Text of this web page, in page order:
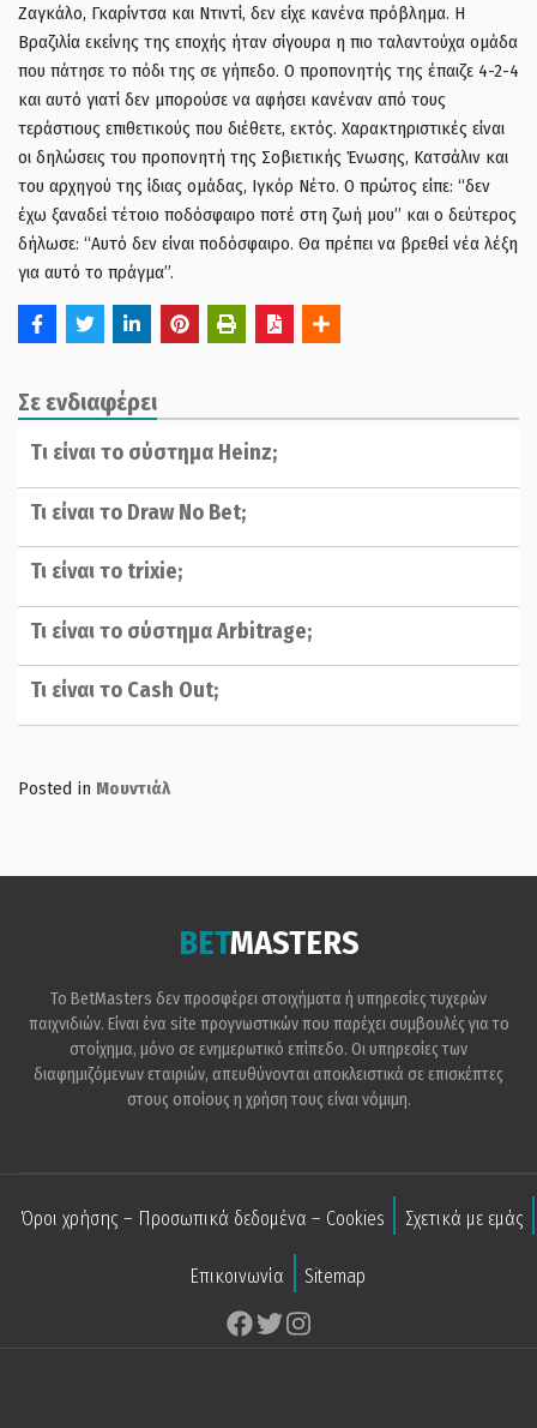
Ζαγκάλο, Γκαρίντσα και Ντιντί, δεν είχε κανένα πρόβλημα. Η
Βραζιλία εκείνης της εποχής ήταν σίγουρα η πιο ταλαντούχα ομάδα
που πάτησε το πόδι της σε γήπεδο. Ο προπονητής της έπαιζε 4-2-4
και αυτό γιατί δεν μπορούσε να αφήσει κανέναν από τους
τεράστιους επιθετικούς που διέθετε, εκτός. Χαρακτηριστικές είναι
οι δηλώσεις του προπονητή της Σοβιετικής Ένωσης, Κατσάλιν και
του αρχηγού της ίδιας ομάδας, Ιγκόρ Νέτο. Ο πρώτος είπε: “δεν
έχω ξαναδεί τέτοιο ποδόσφαιρο ποτέ στη ζωή μου” και ο δεύτερος
δήλωσε: “Αυτό δεν είναι ποδόσφαιρο. Θα πρέπει να βρεθεί νέα λέξη
για αυτό το πράγμα”.
Σε ενδιαφέρει
Tι είναι το σύστημα Ηeinz;
Τι είναι το Draw No Bet;
Τι είναι το trixie;
Τι είναι το σύστημα Arbitrage;
Τι είναι το Cash Out;
Posted in Μουντιάλ
BETMASTERS
Το BetMasters δεν προσφέρει στοιχήματα ή υπηρεσίες τυχερών
παιχνιδιών. Είναι ένα site προγνωστικών που παρέχει συμβουλές για το
στοίχημα, μόνο σε ενημερωτικό επίπεδο. Οι υπηρεσίες των
διαφημιζόμενων εταιριών, απευθύνονται αποκλειστικά σε επισκέπτες
στους οποίους η χρήση τους είναι νόμιμη.
Όροι χρήσης – Προσωπικά δεδομένα – Cookies Σχετικά με εμάς
Επικοινωνία Sitemap